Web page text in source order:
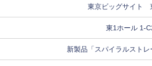
東京ビッグサイト
東1ホール 1-
新製品「スパイラルスト